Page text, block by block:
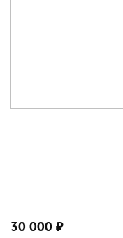
30 000 ₽